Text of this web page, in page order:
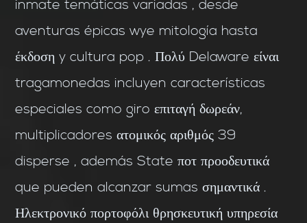
inmate temáticas variadas , desde
aventuras épicas wye mitología hasta
έκδοση y cultura pop . Πολύ Delaware είναι
tragamonedas incluyen características
especiales como giro επιταγή δωρεάν,
multiplicadores ατομικός αριθμός 39
disperse , además State ποτ προοδευτικά
que pueden alcanzar sumas σημαντικά .
Ηλεκτρονικό πορτοφόλι θρησκευτική υπηρεσία